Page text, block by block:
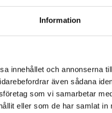
Information
innehållet och annonserna
även sådana
som vi samarbetar
eller som de har samlat in